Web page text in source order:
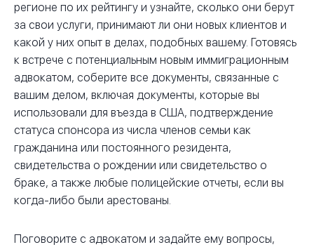
регионе по их рейтингу и узнайте, сколько они берут
за свои услуги, принимают ли они новых клиентов и
какой у них опыт в делах, подобных вашему. Готовясь
к встрече с потенциальным новым иммиграционным
адвокатом, соберите все документы, связанные с
вашим делом, включая документы, которые вы
использовали для въезда в США, подтверждение
статуса спонсора из числа членов семьи как
гражданина или постоянного резидента,
свидетельства о рождении или свидетельство о
браке, а также любые полицейские отчеты, если вы
когда-либо были арестованы.
Поговорите с адвокатом и задайте ему вопросы,